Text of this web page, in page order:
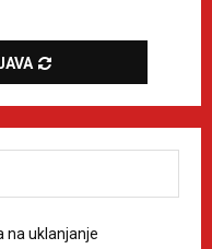
na uklanjanje